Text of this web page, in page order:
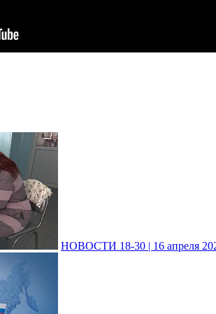
НОВОСТИ 18-30 | 16 апреля